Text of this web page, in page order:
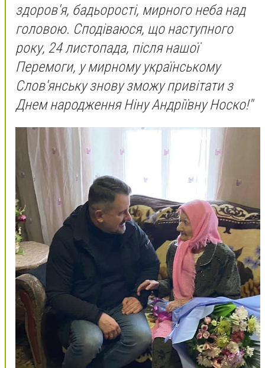
здоров'я, бадьорості, мирного неба над
головою. Сподіваюся, що наступного
року, 24 листопада, після нашої
Перемоги, у мирному українському
Слов'янську знову зможу привітати з
Днем народження Ніну Андріївну Носко!"